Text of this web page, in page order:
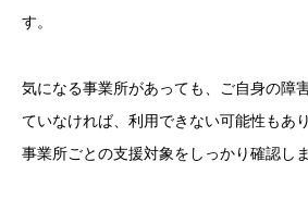
す。
気になる事業所があっても、ご自身の障
ていなければ、利用できない可能性もあ
事業所ごとの支援対象をしっかり確認しま